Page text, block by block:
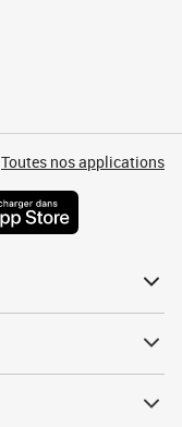
Toutes nos applications